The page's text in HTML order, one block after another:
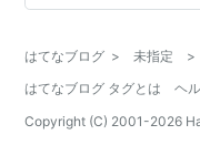
としては大きく３点
金剛流・喜多流）に
楽五流派ではもう演
などが数多く残って
はてなブログ > 未指定 >
はてなブログ タグとは
ヘ
Copyright (C) 2001-2026